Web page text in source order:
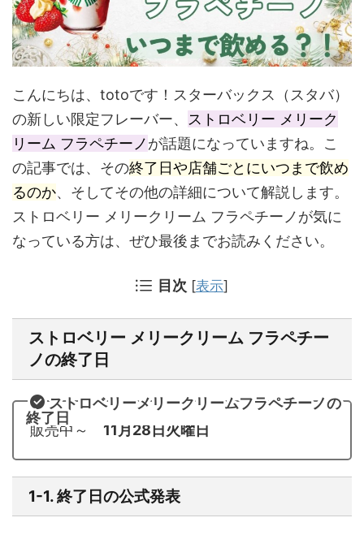
こんにちは、totoです！スターバックス（スタバ）
の新しい限定フレーバー、 ストロベリー メリーク
リーム フラペチーノが話題になっていますね。こ
の記事では、その終了日や店舗ごとにいつまで飲め
るのか、そしてその他の詳細について解説します。
ストロベリー メリークリーム フラペチーノが気に
なっている方は、ぜひ最後までお読みください。
目次 [表示]
ストロベリー メリークリーム フラペチー
ノの終了日
ストロベリーメリークリームフラペチーノの
終了日
販売中～ 11月28日火曜日
1-1. 終了日の公式発表